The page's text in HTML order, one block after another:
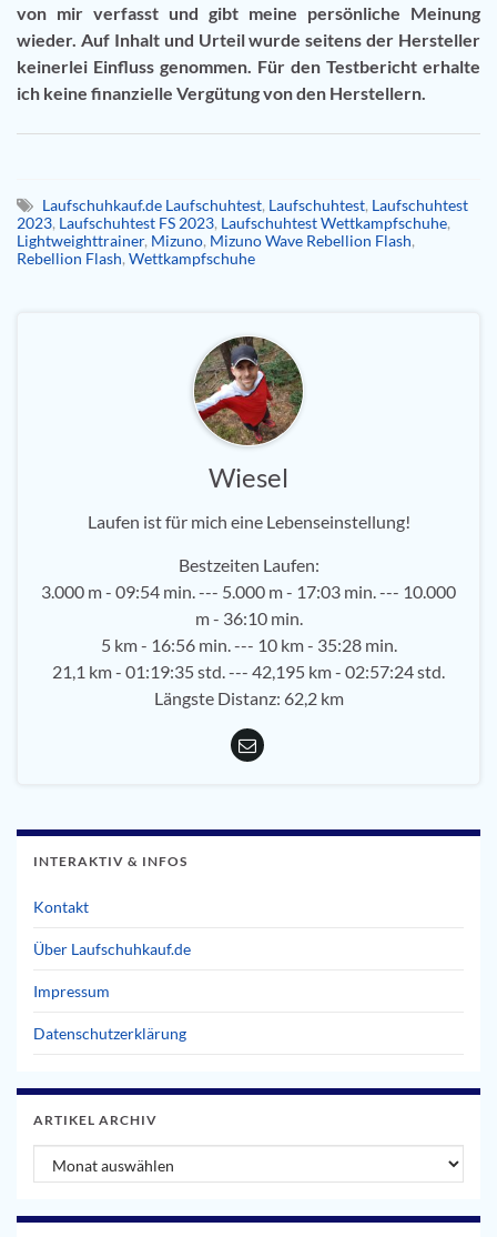
von mir verfasst und gibt meine persönliche Meinung
wieder. Auf Inhalt und Urteil wurde seitens der Hersteller
keinerlei Einfluss genommen. Für den Testbericht erhalte
ich keine finanzielle Vergütung von den Herstellern.
Laufschuhkauf.de Laufschuhtest, Laufschuhtest, Laufschuhtest
2023, Laufschuhtest FS 2023, Laufschuhtest Wettkampfschuhe,
Lightweighttrainer, Mizuno, Mizuno Wave Rebellion Flash,
Rebellion Flash, Wettkampfschuhe
Wiesel
Laufen ist für mich eine Lebenseinstellung!
Bestzeiten Laufen:
3.000 m - 09:54 min. --- 5.000 m - 17:03 min. --- 10.000
m - 36:10 min.
5 km - 16:56 min. --- 10 km - 35:28 min.
21,1 km - 01:19:35 std. --- 42,195 km - 02:57:24 std.
Längste Distanz: 62,2 km
INTERAKTIV & INFOS
Kontakt
Über Laufschuhkauf.de
Impressum
Datenschutzerklärung
ARTIKEL ARCHIV
Artikel Archiv